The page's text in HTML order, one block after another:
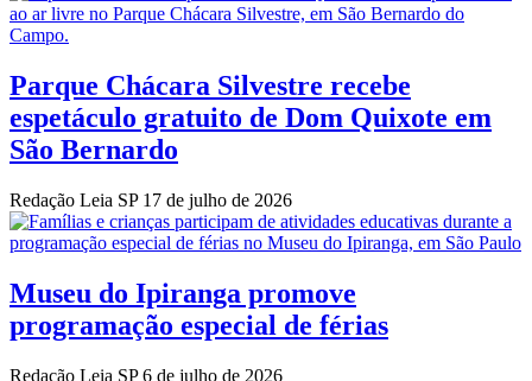
Parque Chácara Silvestre recebe
espetáculo gratuito de Dom Quixote em
São Bernardo
Redação Leia SP 17 de julho de 2026
Museu do Ipiranga promove
programação especial de férias
Redação Leia SP6 de julho de 2026